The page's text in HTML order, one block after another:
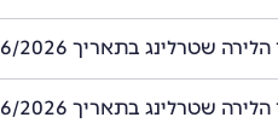
שטרלינג בתאריך 06/06/2026 הוא 3.9241
שטרלינג בתאריך 07/06/2026 הוא 3.9241